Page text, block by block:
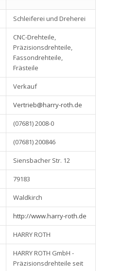
Schleiferei und Dreherei
CNC-Drehteile,
Präzisionsdrehteile,
Fassondrehteile,
Frästeile
Verkauf
Vertrieb@harry-roth.de
(07681) 2008-0
(07681) 200846
Siensbacher Str. 12
79183
Waldkirch
http://www.harry-roth.de
HARRY ROTH
HARRY ROTH GmbH -
Präzisionsdrehteile seit